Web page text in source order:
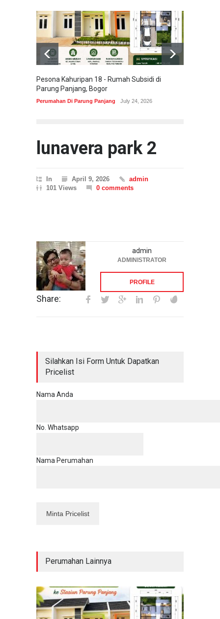
Pesona Kahuripan 18 - Rumah Subsidi di
Parung Panjang, Bogor
Perumahan Di Parung Panjang July 24, 2026
lunavera park 2
In April 9, 2026
admin
101 Views
0 comments
admin
ADMINISTRATOR
PROFILE
Share:
Silahkan Isi Form Untuk Dapatkan
Pricelist
Nama Anda
No. Whatsapp
Nama Perumahan
Perumahan Lainnya